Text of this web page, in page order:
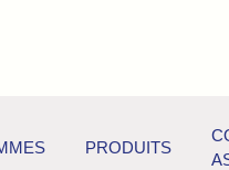
PRODUITS
et aménagez au